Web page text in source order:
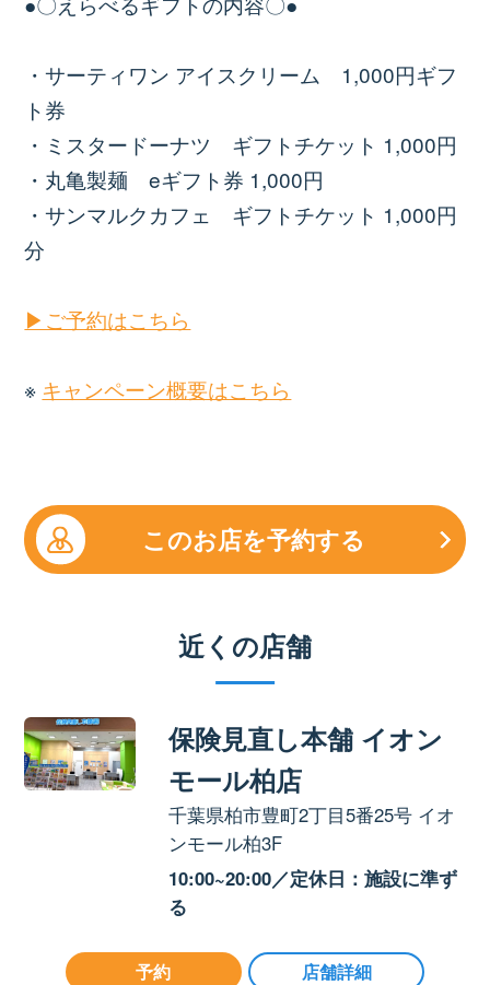
・サーティワン アイスクリーム 1,000円ギフ
ト券
・ミスタードーナツ ギフトチケット 1,000円
・丸亀製麺 eギフト券 1,000円
・サンマルクカフェ ギフトチケット 1,000円
分
▶ご予約はこちら
※ キャンペーン概要はこちら
このお店を予約する
近くの店舗
保険見直し本舗 イオン
モール柏店
千葉県柏市豊町2丁目5番25号 イオ
ンモール柏3F
10:00~20:00／定休日：施設に準ず
る
店舗詳細
予約